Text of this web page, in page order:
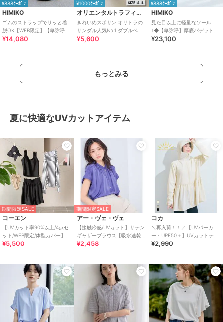
¥888ｸｰﾎﾟﾝ
HIMIKO
ゴムのストラップでサッと着
脱OK【WEB限定】【卑弥呼
26SS】ゴムストラップサンダ
¥14,080
¥1000ｸｰﾎﾟﾝ
オリエンタルトラフィック
きれいめスポサン オリトラの
サンダル人気No.1 ダブルベル
ト スポーツサンダル /42207
¥5,600
¥888ｸｰﾎﾟﾝ
HIMIKO
見た目以上に軽量なソール
♪◆【卑弥呼】厚底パデットサ
ンダル/661201
¥23,100
もっとみる
夏に快適なUVカットアイテム
期間限定SALE
コーエン
【UVカット率90%以上/4点セ
ット/WEB限定/体型カバー】シ
ュシュ付きアソートスイムウ
¥5,500
期間限定SALE
アー・ヴェ・ヴェ
【接触冷感/UVカット】サテン
ギャザーブラウス【吸水速乾/
イージーケア】
¥2,458
コカ
＼再入荷！！／【UVパーカ
ー・UPF50＋】UVカットティ
アードパーカー 全4色
¥2,990